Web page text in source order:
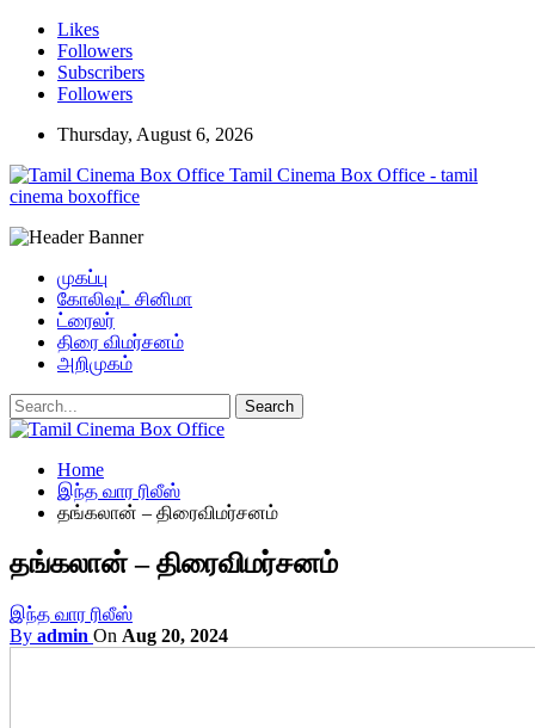
Likes
Followers
Subscribers
Followers
Thursday, August 6, 2026
Tamil Cinema Box Office - tamil
cinema boxoffice
முகப்பு
கோலிவுட் சினிமா
ட்ரைலர்
திரை விமர்சனம்
அறிமுகம்
Home
இந்த வார ரிலீஸ்
தங்கலான் – திரைவிமர்சனம்
தங்கலான் – திரைவிமர்சனம்
இந்த வார ரிலீஸ்
By admin On Aug 20, 2024